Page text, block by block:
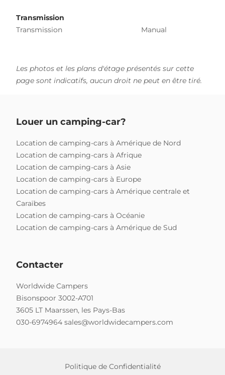
Transmission
Transmission
Manual
Les photos et les plans d'étage présentés sur cette
page sont indicatifs, aucun droit ne peut en être tiré.
Louer un camping-car?
Location de camping-cars à Amérique de Nord
Location de camping-cars à Afrique
Location de camping-cars à Asie
Location de camping-cars à Europe
Location de camping-cars à Amérique centrale et
Caraïbes
Location de camping-cars à Océanie
Location de camping-cars à Amérique de Sud
Contacter
Worldwide Campers
Bisonspoor 3002-A701
3605 LT Maarssen, les Pays-Bas
030-6974964 sales@worldwidecampers.com
Politique de Confidentialité